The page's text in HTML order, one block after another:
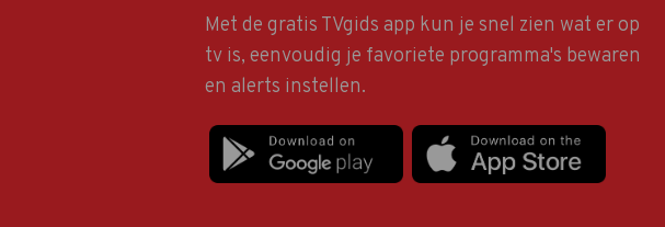
Met de gratis TVgids app kun je snel zien wat er op
tv is, eenvoudig je favoriete programma's bewaren
en alerts instellen.